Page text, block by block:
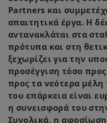
Partners και
απαιτητικά έργα. Η
αντανακλάται στα
πρότυπα και στη
ξεχωρίζει για την
προσέγγιση τόσο
προς τα νεότερα μέλη
του επάρκεια είναι
η συνεισφορά του
Συνολικά, η